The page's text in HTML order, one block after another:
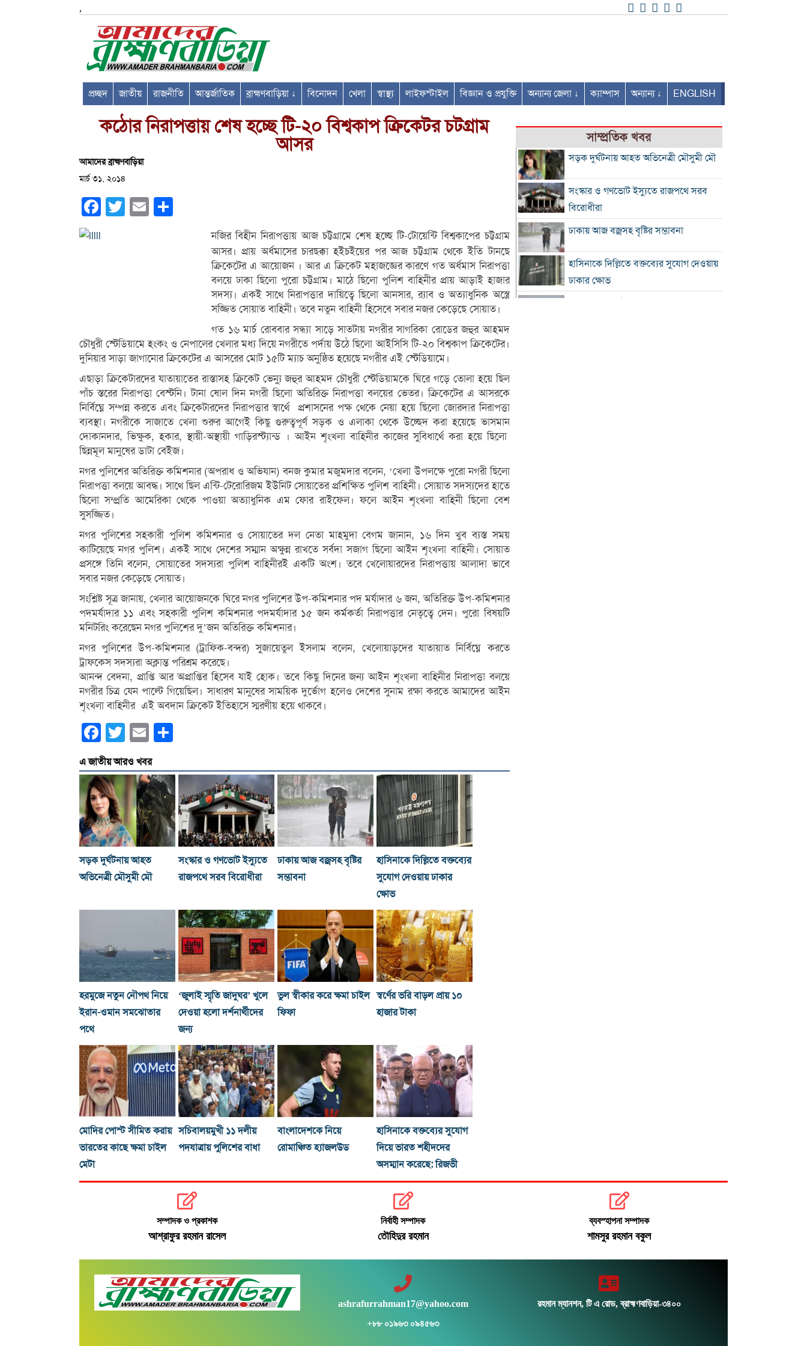
,
প্রচ্ছদ জাতীয় রাজনীতি আন্তর্জাতিক ব্রাহ্মণবাড়িয়া ↓ বিনোদন খেলা স্বাস্থ্য লাইফস্টাইল বিজ্ঞান ও প্রযুক্তি অন্যান্য জেলা ↓ ক্যাম্পাস অন্যান্য ↓ ENGLISH
কঠোর নিরাপত্তায় শেষ হচ্ছে টি-২০ বিশ্বকাপ ক্রিকেটর চট্গ্রাম
আসর
আমাদের ব্রাহ্মণবাড়িয়া
মার্চ ৩১, ২০১৪
Facebook
Twitter Email
নজির বিহীন নিরাপত্তায় আজ চট্টগ্রামে শেষ হচ্ছে টি-টোয়েন্টি বিশ্বকাপের চট্টগ্রাম
আসর। প্রায় অর্ধমাসের চারছক্কা হইচইয়ের পর আজ চট্টগ্রাম থেকে ইতি টানছে
ক্রিকেটের এ আয়োজন । আর এ ক্রিকেট মহাজজ্ঞের কারণে গত অর্ধমাস নিরাপত্তা
বলয়ে ঢাকা ছিলো পুরো চট্টগ্রাম। মাঠে ছিলো পুলিশ বাহিনীর প্রায় আড়াই হাজার
সদস্য। একই সাথে নিরাপত্তার দায়িত্বে ছিলো আনসার, র‌্যাব ও অত্যাধুনিক অস্ত্রে
সজ্জিত সোয়াত বাহিনী। তবে নতুন বাহিনী হিসেবে সবার নজর কেড়েছে সোয়াত।
গত ১৬ মার্চ রোববার সন্ধ্যা সাড়ে সাতটায় নগরীর সাগরিকা রোডের জহুর আহমদ
চৌধুরী স্টেডিয়ামে হংকং ও নেপালের খেলার মধ্য দিয়ে নগরীতে পর্দায় উঠে ছিলো আইসিসি টি-২০ বিশ্বকাপ ক্রিকেটের।
দুনিয়ার সাড়া জাগানোর ক্রিকেটের এ আসরের মোট ১৫টি ম্যাচ অনুষ্ঠিত হয়েছে নগরীর এই স্টেডিয়ামে।
এছাড়া ক্রিকেটারদের যাতায়াতের রাস্তাসহ ক্রিকেট ভেন্যু জহুর আহমদ চৌধুরী স্টেডিয়ামকে ঘিরে গড়ে তোলা হয়ে ছিল
পাঁচ স্তরের নিরাপত্তা বেস্টনি। টানা ষোল দিন নগরী ছিলো অতিরিক্ত নিরাপত্তা বলয়ের ভেতর। ক্রিকেটের এ আসরকে
নির্বিঘ্নে সম্পন্ন করতে এবং ক্রিকেটারদের নিরাপত্তার স্বার্থে প্রশাসনের পক্ষ থেকে নেয়া হয়ে ছিলো জোরদার নিরাপত্তা
ব্যবস্থা। নগরীকে সাজাতে খেলা শুরুর আগেই কিছু গুরুত্বপূর্ণ সড়ক ও এলাকা থেকে উচ্ছেদ করা হয়েছে ভাসমান
দোকানদার, ভিক্ষুক, হকার, স্থায়ী-অস্থায়ী গাড়িরস্ট্যান্ড । আইন শৃংখলা বাহিনীর কাজের সুবিধার্থে করা হয়ে ছিলো
ছিন্নমূল মানুষের ডাটা বেইজ।
নগর পুলিশের অতিরিক্ত কমিশনার (অপরাধ ও অভিযান) বনজ কুমার মজুমদার বলেন, ‘খেলা উপলক্ষে পুরো নগরী ছিলো
নিরাপত্তা বলয়ে আবদ্ধ। সাথে ছিল এন্টি-টেরোরিজম ইউনিট সোয়াতের প্রশিক্ষিত পুলিশ বাহিনী। সোয়াত সদস্যদের হাতে
ছিলো সম্প্রতি আমেরিকা থেকে পাওয়া অত্যাধুনিক এম ফোর রাইফেল। ফলে আইন শৃংখলা বাহিনী ছিলো বেশ
সুসজ্জিত।
নগর পুলিশের সহকারী পুলিশ কমিশনার ও সোয়াতের দল নেতা মাহমুদা বেগম জানান, ১৬ দিন খুব ব্যস্ত সময়
কাটিয়েছে নগর পুলিশ। একই সাথে দেশের সম্মান অক্ষুন্ন রাখতে সর্বদা সজাগ ছিলো আইন শৃংখলা বাহিনী। সোয়াত
প্রসঙ্গে তিনি বলেন, সোয়াতের সদস্যরা পুলিশ বাহিনীরই একটি অংশ। তবে খেলোয়ারদের নিরাপত্তায় আলাদা ভাবে
সবার নজর কেড়েছে সোয়াত।
সংশ্লিষ্ট সূত্র জানায়, খেলার আয়োজনকে ঘিরে নগর পুলিশের উপ-কমিশনার পদ মর্যাদার ৬ জন, অতিরিক্ত উপ-কমিশনার
পদমর্যাদার ১১ এবং সহকারী পুলিশ কমিশনার পদমর্যাদার ১৫ জন কর্মকর্তা নিরাপত্তার নেতৃত্বে দেন। পুরো বিষয়টি
মনিটরিং করেছেন নগর পুলিশের দু’জন অতিরিক্ত কমিশনার।
নগর পুলিশের উপ-কমিশনার (ট্রাফিক-বন্দর) সুজায়েতুল ইসলাম বলেন, খেলোয়াড়দের যাতায়াত নির্বিঘ্নে করতে
ট্রাফকেস সদস্যরা অক্লান্ত পরিশ্রম করেছে।
আনন্দ বেদনা, প্রাপ্তি আর অপ্রাপ্তির হিসেব যাই হোক। তবে কিছু দিনের জন্য আইন শৃংখলা বাহিনীর নিরাপত্তা বলয়ে
নগরীর চিত্র যেন পাল্টে গিয়েছিল। সাধারণ মানুষের সাময়িক দুর্ভোগ হলেও দেশের সুনাম রক্ষা করতে আমাদের আইন
শৃংখলা বাহিনীর এই অবদান ক্রিকেট ইতিহাসে স্মরণীয় হয়ে থাকবে।
Facebook
Twitter Email
এ জাতীয় আরও খবর
সড়ক দুর্ঘটনায় আহত
অভিনেত্রী মৌসুমী মৌ
সংস্কার ও গণভোট ইস্যুতে
রাজপথে সরব বিরোধীরা
ঢাকায় আজ বজ্রসহ বৃষ্টির
সম্ভাবনা
হাসিনাকে দিল্লিতে বক্তব্যের
সুযোগ দেওয়ায় ঢাকার
ক্ষোভ
হরমুজে নতুন নৌপথ নিয়ে
ইরান-ওমান সমঝোতার
পথে
‘জুলাই স্মৃতি জাদুঘর’ খুলে
দেওয়া হলো দর্শনার্থীদের
জন্য
ভুল স্বীকার করে ক্ষমা চাইল
ফিফা
স্বর্ণের ভরি বাড়ল প্রায় ১০
হাজার টাকা
মোদির পোস্ট সীমিত করায়
ভারতের কাছে ক্ষমা চাইল
মেটা
সচিবালয়মুখী ১১ দলীয়
পদযাত্রায় পুলিশের বাধা
বাংলাদেশকে নিয়ে
রোমাঞ্চিত হ্যাজলউড
হাসিনাকে বক্তব্যের সুযোগ
দিয়ে ভারত শহীদদের
অসম্মান করেছে: রিজভী
সাম্প্রতিক খবর
সড়ক দুর্ঘটনায় আহত অভিনেত্রী মৌসুমী মৌ
সংস্কার ও গণভোট ইস্যুতে রাজপথে সরব
বিরোধীরা
ঢাকায় আজ বজ্রসহ বৃষ্টির সম্ভাবনা
হাসিনাকে দিল্লিতে বক্তব্যের সুযোগ দেওয়ায়
ঢাকার ক্ষোভ
সম্পাদক ও প্রকাশক
আশ্রাফুর রহমান রাসেল
নির্বাহী সম্পাদক
তৌহিদুর রহমান
ব্যবস্হাপনা সম্পাদক
শামসুর রহমান বকুল
ashrafurrahman17@yahoo.com
+৮৮ ০১৯৬৩ ০৯৪৫৬৩
রহমান ম্যানশন, টি এ রোড, ব্রাহ্মণবাড়িয়া-৩৪০০